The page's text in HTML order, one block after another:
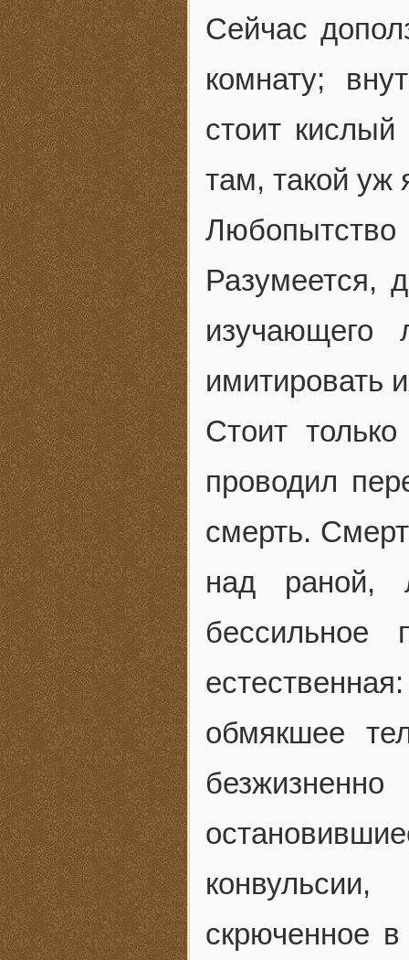
Сейчас
комнату;
стоит
там, такой
Разумеется,
изучающего
имитировать
Стоит
проводил
смерть.
над раной,
обмякшее
скрюченное